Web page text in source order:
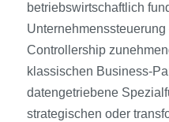
betriebswirtschaftlich
Controllership
klassischen Business-
datengetriebene
strategischen oder